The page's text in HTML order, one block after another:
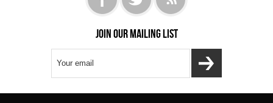
Join our mailing list